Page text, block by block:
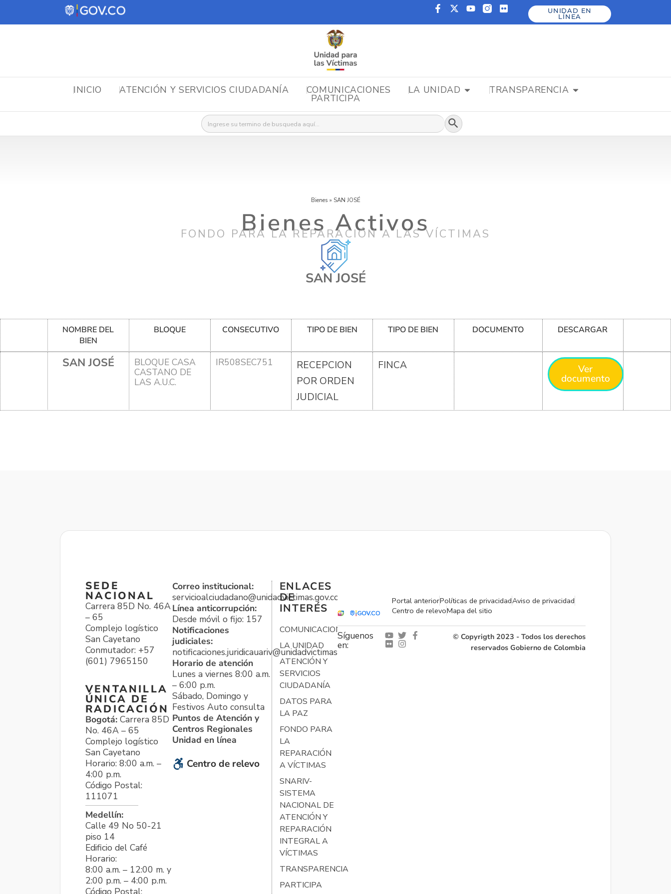
UNIDAD EN
LÍNEA
INICIO ATENCIÓN Y SERVICIOS CIUDADANÍA COMUNICACIONES LA UNIDAD TRANSPARENCIA
PARTICIPA
Buscar: Botón de búsqueda
Bienes » SAN JOSÉ
Bienes Activos
FONDO PARA LA REPARACIÓN A LAS VÍCTIMAS
SAN JOSÉ
NOMBRE DEL
BIEN
BLOQUE CONSECUTIVO TIPO DE BIEN TIPO DE BIEN DOCUMENTO DESCARGAR
SAN JOSÉ
BLOQUE CASA
CASTANO DE
LAS A.U.C.
IR508SEC751
RECEPCION
POR ORDEN
JUDICIAL
FINCA Ver
documento
SEDE
NACIONAL
Carrera 85D No. 46A
– 65
Complejo logístico
San Cayetano
Conmutador: +57
(601) 7965150
VENTANILLA
ÚNICA DE
RADICACIÓN
Bogotá: Carrera 85D
No. 46A – 65
Complejo logístico
San Cayetano
Horario: 8:00 a.m. –
4:00 p.m.
Código Postal:
111071
Medellín:
Calle 49 No 50-21
piso 14
Edificio del Café
Horario:
8:00 a.m. – 12:00 m. y
2:00 p.m. – 4:00 p.m.
Correo institucional:
servicioalciudadano@unidadvictimas.gov.co
Línea anticorrupción:
Desde móvil o fijo: 157
Notificaciones
judiciales:
notificaciones.juridicauariv@unidadvictimas.gov.co
Horario de atención
Lunes a viernes 8:00 a.m.
– 6:00 p.m.
Sábado, Domingo y
Festivos Auto consulta
Puntos de Atención y
Centros Regionales
Unidad en línea
Centro de relevo
ENLACES
DE
INTERÉS
COMUNICACIONES
LA UNIDAD
ATENCIÓN Y
SERVICIOS
CIUDADANÍA
DATOS PARA
LA PAZ
FONDO PARA
LA
REPARACIÓN
A VÍCTIMAS
SNARIV-
SISTEMA
NACIONAL DE
ATENCIÓN Y
REPARACIÓN
INTEGRAL A
VÍCTIMAS
TRANSPARENCIA
PARTICIPA
Portal anteriorPolíticas de privacidadAviso de privacidad
Centro de relevoMapa del sitio
Síguenos
en:
© Copyrigth 2023 - Todos los derechos
reservados Gobierno de Colombia